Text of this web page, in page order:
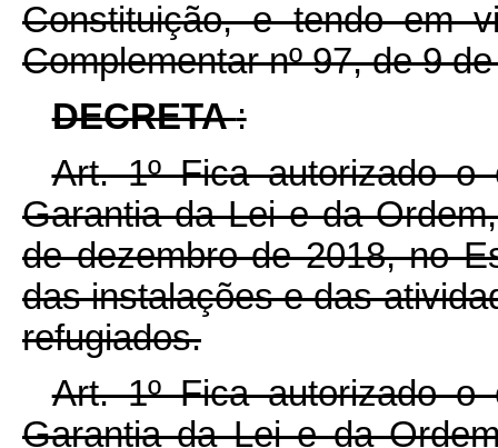
Constituição, e tendo em
Complementar nº 97, de 9
DECRETA:
Art. 1º Fica autorizado o
Garantia da Lei e da
de dezembro de 2018, no
das instalações e das
refugiados.
Art. 1º Fica autorizado o
Garantia da Lei e da